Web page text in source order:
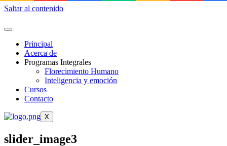
Saltar al contenido
Principal
Acerca de
Programas Integrales
Florecimiento Humano
Inteligencia y emoción
Cursos
Contacto
X
slider_image3